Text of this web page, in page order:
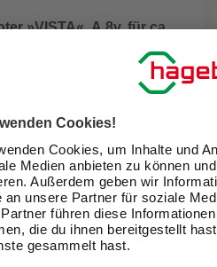
»VISTA«, A 8v, für ca.
im Markt prüfen
11.08. - 13.08.